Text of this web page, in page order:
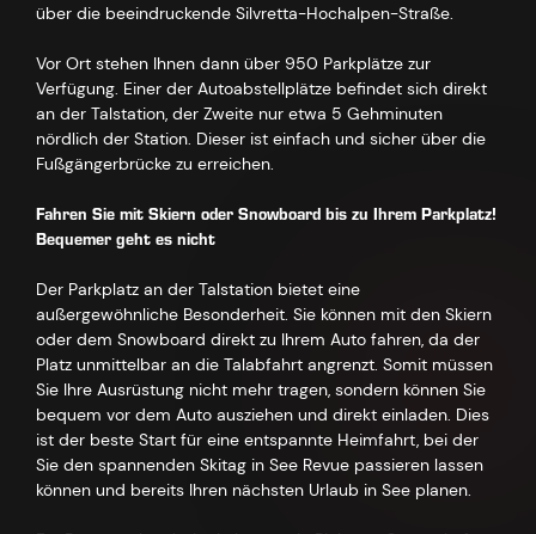
über die beeindruckende Silvretta-Hochalpen-Straße.
Vor Ort stehen Ihnen dann über 950 Parkplätze zur
Verfügung. Einer der Autoabstellplätze befindet sich direkt
an der Talstation, der Zweite nur etwa 5 Gehminuten
nördlich der Station. Dieser ist einfach und sicher über die
Fußgängerbrücke zu erreichen.
Fahren Sie mit Skiern oder Snowboard bis zu Ihrem Parkplatz!
Bequemer geht es nicht
Der Parkplatz an der Talstation bietet eine
außergewöhnliche Besonderheit. Sie können mit den Skiern
oder dem Snowboard direkt zu Ihrem Auto fahren, da der
Platz unmittelbar an die Talabfahrt angrenzt. Somit müssen
Sie Ihre Ausrüstung nicht mehr tragen, sondern können Sie
bequem vor dem Auto ausziehen und direkt einladen. Dies
ist der beste Start für eine entspannte Heimfahrt, bei der
Sie den spannenden Skitag in See Revue passieren lassen
können und bereits Ihren nächsten Urlaub in See planen.